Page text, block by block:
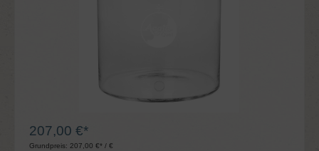
207,00 €*
Grundpreis: 207,00 €* / €